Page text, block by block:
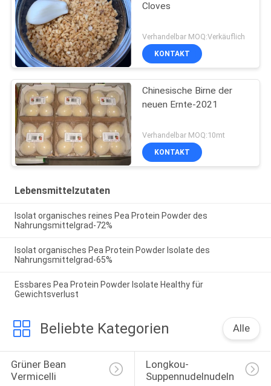
Cloves
Verhandelbar MOQ:Verkäuflich
KONTAKT
Chinesische Birne der
neuen Ernte-2021
Verhandelbar MOQ:10mt
KONTAKT
Lebensmittelzutaten
Isolat organisches reines Pea Protein Powder des
Nahrungsmittelgrad-72%
Isolat organisches Pea Protein Powder Isolate des
Nahrungsmittelgrad-65%
Essbares Pea Protein Powder Isolate Healthy für
Gewichtsverlust
Beliebte Kategorien Alle
Grüner Bean
Vermicelli
Longkou-
Suppennudelnudeln